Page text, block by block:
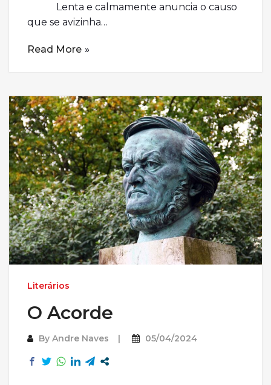
Lenta e calmamente anuncia o causo
que se avizinha…
Read More
Literários
O Acorde
By Andre Naves 05/04/2024